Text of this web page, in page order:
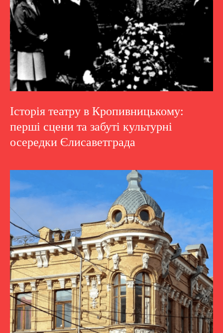
Історія театру в Кропивницькому:
перші сцени та забуті культурні
осередки Єлисаветграда